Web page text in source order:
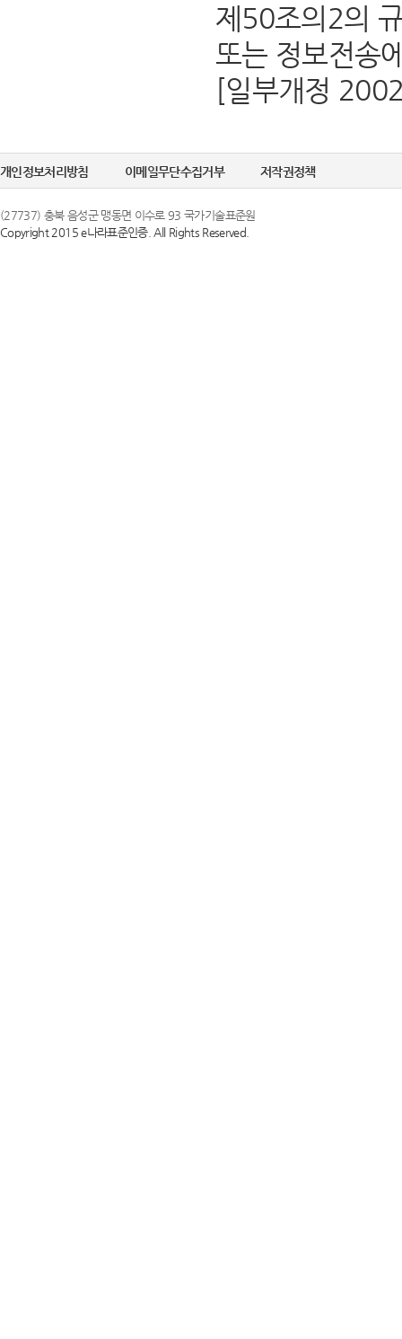
제50조의2의
또는 정보전송
[일부개정
개인정보처리방침 이메일무단수집거부 저작권정책
(27737) 충북 음성군 맹동면 이수로 93 국가기술표준원
Copyright 2015 e나라표준인증. All Rights Reserved.